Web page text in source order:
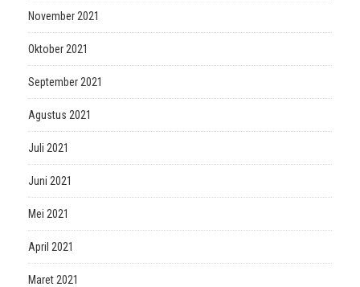
November 2021
Oktober 2021
September 2021
Agustus 2021
Juli 2021
Juni 2021
Mei 2021
April 2021
Maret 2021